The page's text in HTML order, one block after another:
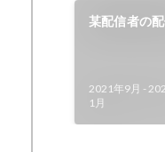
某配信者の
2021年9月 -
1月